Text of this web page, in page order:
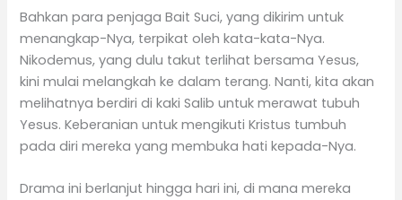
Bahkan para penjaga Bait Suci, yang dikirim untuk
menangkap-Nya, terpikat oleh kata-kata-Nya.
Nikodemus, yang dulu takut terlihat bersama Yesus,
kini mulai melangkah ke dalam terang. Nanti, kita akan
melihatnya berdiri di kaki Salib untuk merawat tubuh
Yesus. Keberanian untuk mengikuti Kristus tumbuh
pada diri mereka yang membuka hati kepada-Nya.
Drama ini berlanjut hingga hari ini, di mana mereka